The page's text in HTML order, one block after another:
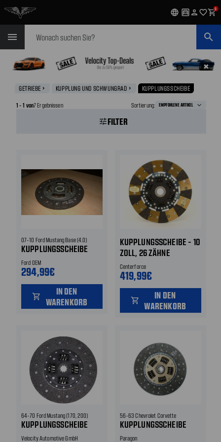
language garage person favorite_outlineshopping_cart0
menu search
✖
GETRIEBE navigate_next KUPPLUNG UND SCHWUNGRAD navigate_next KUPPLUNGSSCHEIBE
1 - 1 von7 Ergebnissen Sortierung:
tuneFILTER
07-10 Ford Mustang Base (4.0)
KUPPLUNGSSCHEIBE
Ford OEM
294,99€
shopping_cart
IN DEN
WARENKORB
KUPPLUNGSSCHEIBE - 10
ZOLL, 26 ZÄHNE
Centerforce
419,99€
shopping_cart
IN DEN
WARENKORB
64-70 Ford Mustang (170, 200)
KUPPLUNGSSCHEIBE
Velocity Automotive GmbH
56-63 Chevrolet Corvette
KUPPLUNGSSCHEIBE
Paragon